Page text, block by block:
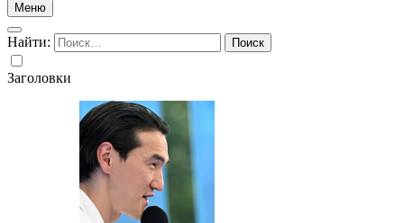
Меню
Найти:
Заголовки